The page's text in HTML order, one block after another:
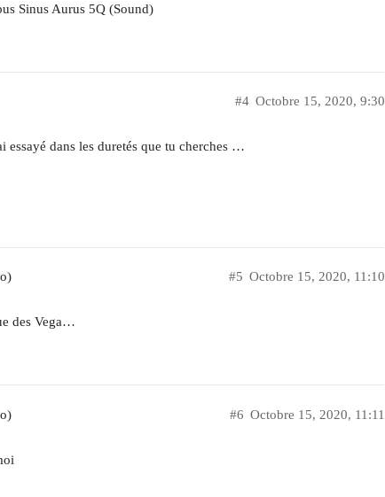
Sinus Aurus 5Q (Sound)
Octobre 15, 2020, 9:30
#4
essayé dans les duretés que tu cherches …
Octobre 15, 2020, 11:10
#5
des Vega…
Octobre 15, 2020, 11:11
#6